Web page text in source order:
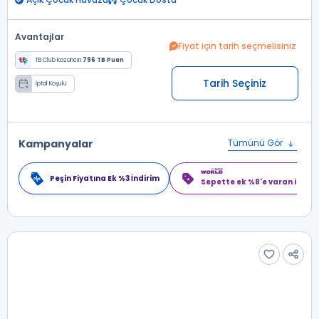
Avantajlar
TB Club Kazancın 796 TB Puan
İptal Koşulu
Fiyat için tarih seçmelisiniz
Tarih Seçiniz
Kampanyalar Tümünü Gör
Peşin Fiyatına Ek %3 İndirim Sepette ek %8'e varan